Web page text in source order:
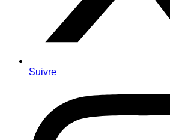
Suivre